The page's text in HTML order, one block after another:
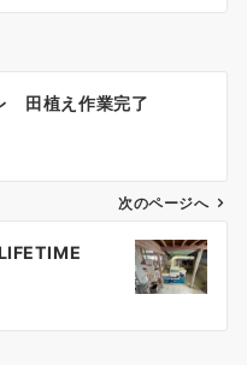
田植え作業完了
次のページへ